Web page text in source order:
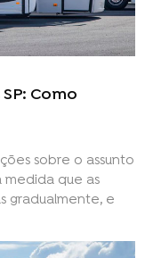
Como
sobre o assunto
medida que as
gradualmente, e